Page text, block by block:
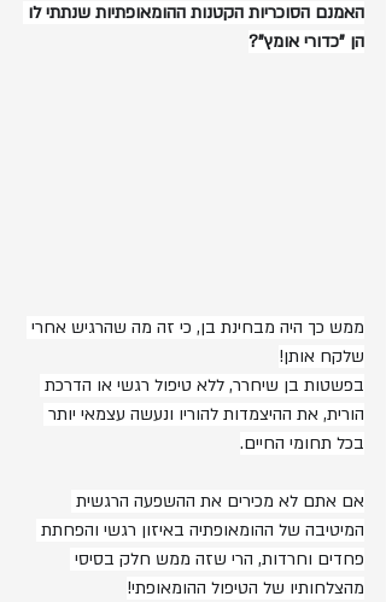
האמנם הסוכריות הקטנות ההומאופתיות שנתתי לו
הן "כדורי אומץ"?
ממש כך היה מבחינת בן, כי זה מה שהרגיש אחרי
שלקח אותן!
בפשטות בן שיחרר, ללא טיפול רגשי או הדרכת
הורית, את ההיצמדות להוריו ונעשה עצמאי יותר
בכל תחומי החיים.
אם אתם לא מכירים את ההשפעה הרגשית
המיטיבה של ההומאופתיה באיזון רגשי והפחתת
פחדים וחרדות, הרי שזה ממש חלק בסיסי
מהצלחותיו של הטיפול ההומאופתי!